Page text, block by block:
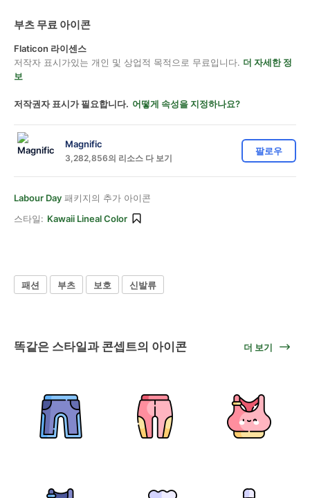
부츠 무료 아이콘
Flaticon 라이센스
저작자 표시가있는 개인 및 상업적 목적으로 무료입니다. 더 자세한 정
보
저작권자 표시가 필요합니다. 어떻게 속성을 지정하나요?
Magnific
3,282,856의 리소스 다 보기
팔로우
Labour Day 패키지의 추가 아이콘
스타일: Kawaii Lineal Color
패션 부츠 보호 신발류
똑같은 스타일과 콘셉트의 아이콘 더 보기